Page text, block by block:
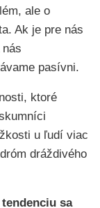
ale o
Ak je pre nás
pasívni.
ktoré
u ľudí viac
dráždivého
sa